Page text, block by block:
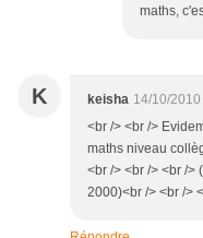
maths,
K keisha 14/10/
<br /> <br />
maths niveau
<br /> <br /> <br />
2000)<br /> <br />